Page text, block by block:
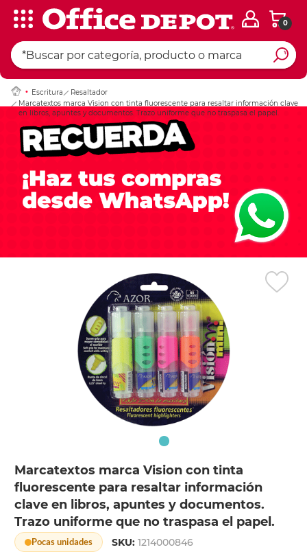
0
Escritura
Resaltador
Marcatextos marca Vision con tinta fluorescente para resaltar información clave
en libros, apuntes y documentos. Trazo uniforme que no traspasa el papel.
Marcatextos marca Vision con tinta
fluorescente para resaltar información
clave en libros, apuntes y documentos.
Trazo uniforme que no traspasa el papel.
Pocas unidades SKU:1214000846
Ingresar Codigo